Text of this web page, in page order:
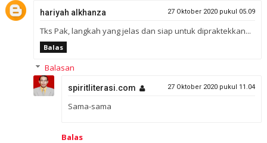
hariyah alkhanza 27 Oktober 2020 pukul 05.09
Tks Pak, langkah yang jelas dan siap untuk dipraktekkan...
Balas
Balasan
spiritliterasi.com 27 Oktober 2020 pukul 11.04
Sama-sama
Balas